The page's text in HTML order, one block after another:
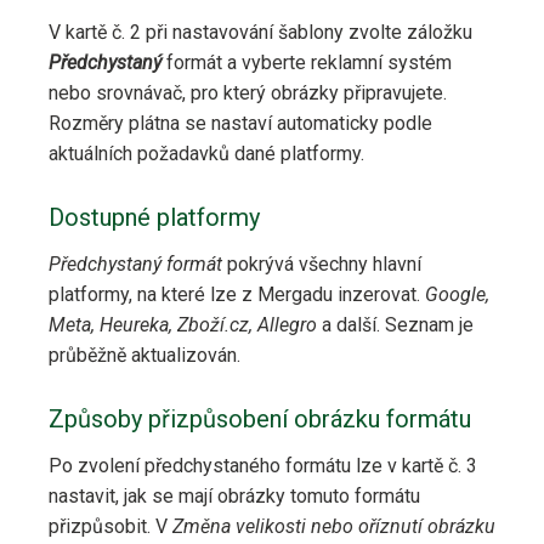
V kartě č. 2 při nastavování šablony zvolte záložku
Předchystanýformát a vyberte reklamní systém
nebo srovnávač, pro který obrázky připravujete.
Rozměry plátna se nastaví automaticky podle
aktuálních požadavků dané platformy.
Dostupné platformy
Předchystaný formát pokrývá všechny hlavní
platformy, na které lze z Mergadu inzerovat. Google,
Meta, Heureka, Zboží.cz, Allegro a další. Seznam je
průběžně aktualizován.
Způsoby přizpůsobení obrázku formátu
Po zvolení předchystaného formátu lze v kartě č. 3
nastavit, jak se mají obrázky tomuto formátu
přizpůsobit. V Změna velikosti nebo oříznutí obrázku